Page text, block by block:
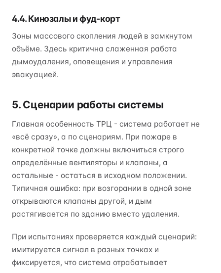
4.4. Кинозалы и фуд-корт
Зоны массового скопления людей в замкнутом
объёме. Здесь критична слаженная работа
дымоудаления, оповещения и управления
эвакуацией.
5. Сценарии работы системы
Главная особенность ТРЦ - система работает не
«всё сразу», а по сценариям. При пожаре в
конкретной точке должны включиться строго
определённые вентиляторы и клапаны, а
остальные - остаться в исходном положении.
Типичная ошибка: при возгорании в одной зоне
открываются клапаны другой, и дым
растягивается по зданию вместо удаления.
При испытаниях проверяется каждый сценарий:
имитируется сигнал в разных точках и
фиксируется, что система отрабатывает